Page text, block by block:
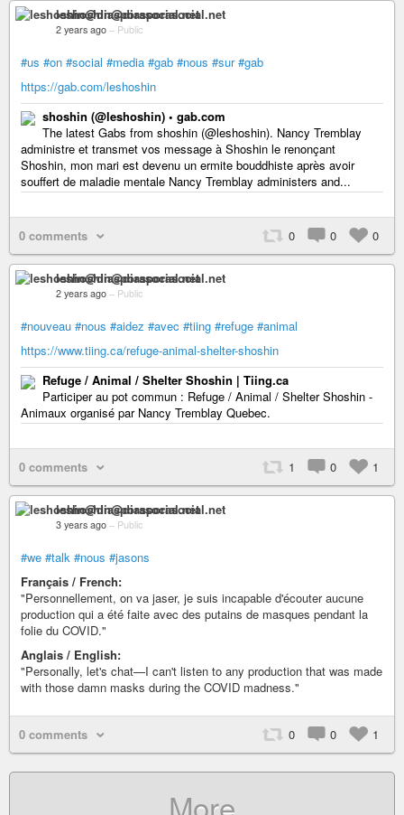
leshoshin@diasporasocial.net
2 years ago – Public
#us #on #social #media #gab #nous #sur #gab
https://gab.com/leshoshin
shoshin (@leshoshin) • gab.com
The latest Gabs from shoshin (@leshoshin). Nancy Tremblay
administre et transmet vos message à Shoshin le renonçant
Shoshin, mon mari est devenu un ermite bouddhiste après avoir
souffert de maladie mentale Nancy Tremblay administers and...
0 comments 0 0 0
leshoshin@diasporasocial.net
2 years ago – Public
#nouveau #nous #aidez #avec #tiing #refuge #animal
https://www.tiing.ca/refuge-animal-shelter-shoshin
Refuge / Animal / Shelter Shoshin | Tiing.ca
Participer au pot commun : Refuge / Animal / Shelter Shoshin -
Animaux organisé par Nancy Tremblay Quebec.
0 comments 1 0 1
leshoshin@diasporasocial.net
3 years ago – Public
#we #talk #nous #jasons
Français / French:
"Personnellement, on va jaser, je suis incapable d'écouter aucune
production qui a été faite avec des putains de masques pendant la
folie du COVID."
Anglais / English:
"Personally, let's chat—I can't listen to any production that was made
with those damn masks during the COVID madness."
0 comments 0 0 1
More